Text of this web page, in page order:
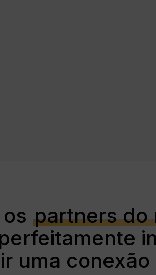
ospartners do
uma